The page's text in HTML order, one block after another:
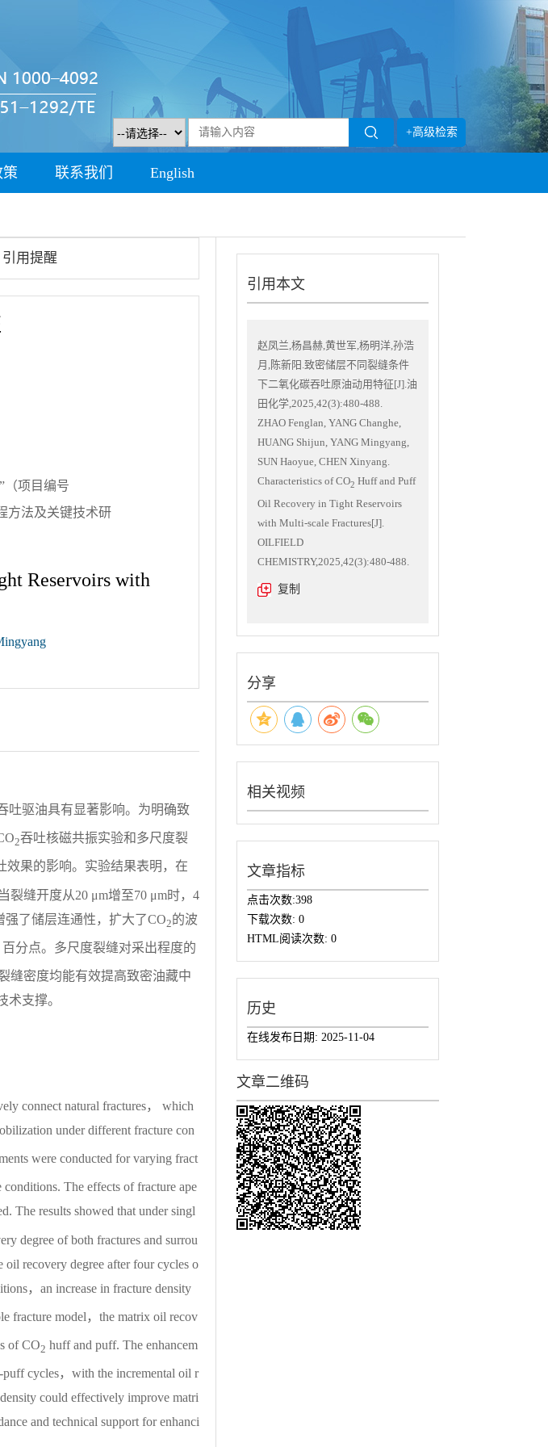
+高级检索
策 联系我们 English
引用提醒
（项目编号
方法及关键技术研
Reservoirs with
吐驱油具有显著影响。为明确致
2吞吐核磁共振实验和多尺度裂
效果的影响。实验结果表明，在
缝开度从20 μm增至70 μm时，4
了储层连通性，扩大了CO2的波
分点。多尺度裂缝对采出程度的
缝密度均能有效提高致密油藏中
术支撑。
connect natural fractures， which
under different fracture con
were conducted for varying fract
The effects of fracture ape
The results showed that under singl
degree of both fractures and surrou
recovery degree after four cycles o
，an increase in fracture density
fracture model，the matrix oil recov
of CO2 huff and puff. The enhancem
cycles，with the incremental oil r
could effectively improve matri
and technical support for enhanci
引用本文
赵凤兰,杨昌赫,黄世军,杨明洋,孙浩
月,陈新阳.致密储层不同裂缝条件
下二氧化碳吞吐原油动用特征[J].油
田化学,2025,42(3):480-488.
ZHAO Fenglan, YANG Changhe,
HUANG Shijun, YANG Mingyang,
SUN Haoyue, CHEN Xinyang.
Characteristics of CO2 Huff and Puff
Oil Recovery in Tight Reservoirs
with Multi-scale Fractures[J].
OILFIELD
CHEMISTRY,2025,42(3):480-488.
复制
分享
相关视频
文章指标
点击次数:398
下载次数: 0
HTML阅读次数: 0
历史
在线发布日期: 2025-11-04
文章二维码